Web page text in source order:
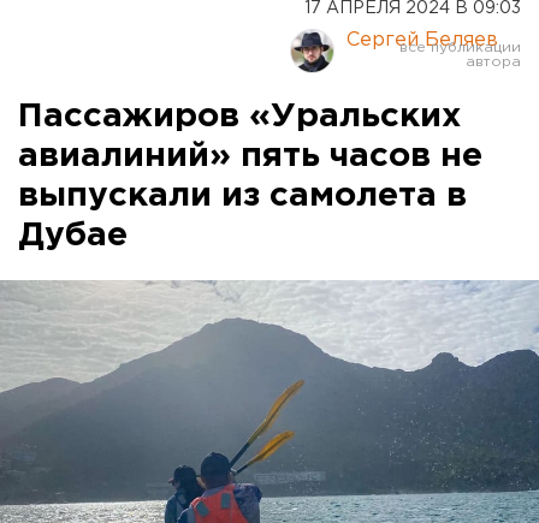
17 АПРЕЛЯ 2024 В 09:03
Сергей Беляев
Пассажиров «Уральских
авиалиний» пять часов не
выпускали из самолета в
Дубае